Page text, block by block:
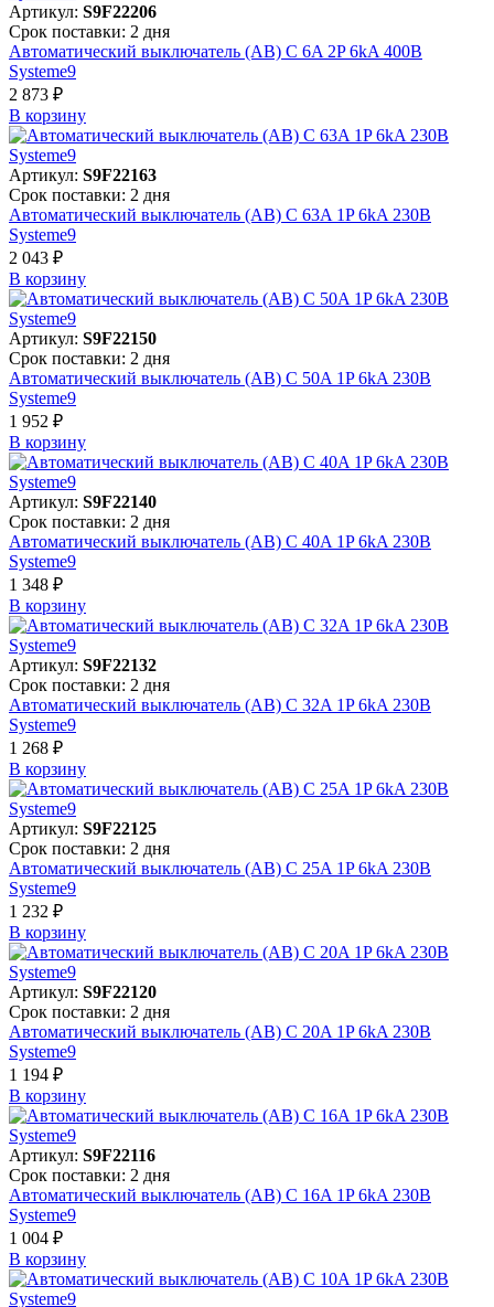
Артикул: S9F22206
Срок поставки: 2 дня
Автоматический выключатель (АВ) C 6A 2P 6kA 400В
Systeme9
2 873 ₽
В корзинy
Артикул: S9F22163
Срок поставки: 2 дня
Автоматический выключатель (АВ) C 63A 1P 6kA 230В
Systeme9
2 043 ₽
В корзинy
Артикул: S9F22150
Срок поставки: 2 дня
Автоматический выключатель (АВ) C 50A 1P 6kA 230В
Systeme9
1 952 ₽
В корзинy
Артикул: S9F22140
Срок поставки: 2 дня
Автоматический выключатель (АВ) C 40A 1P 6kA 230В
Systeme9
1 348 ₽
В корзинy
Артикул: S9F22132
Срок поставки: 2 дня
Автоматический выключатель (АВ) C 32A 1P 6kA 230В
Systeme9
1 268 ₽
В корзинy
Артикул: S9F22125
Срок поставки: 2 дня
Автоматический выключатель (АВ) C 25A 1P 6kA 230В
Systeme9
1 232 ₽
В корзинy
Артикул: S9F22120
Срок поставки: 2 дня
Автоматический выключатель (АВ) C 20A 1P 6kA 230В
Systeme9
1 194 ₽
В корзинy
Артикул: S9F22116
Срок поставки: 2 дня
Автоматический выключатель (АВ) C 16A 1P 6kA 230В
Systeme9
1 004 ₽
В корзинy